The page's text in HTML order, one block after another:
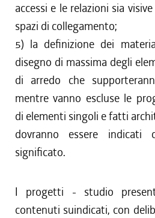
accessi e le relazioni sia
spazi di collegamento;
5) la definizione dei
disegno di massima degli
di arredo che
mentre vanno escluse le
di elementi singoli e fatti
dovranno essere
significato.
I progetti - studio
contenuti suindicati, con